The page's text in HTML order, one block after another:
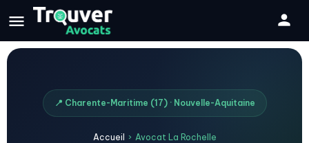
📍 Charente-Maritime (17) · Nouvelle-Aquitaine
Accueil › Avocat La Rochelle